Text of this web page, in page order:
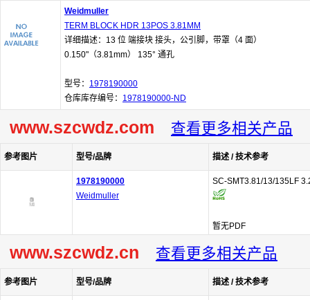
Weidmuller
TERM BLOCK HDR 13POS 3.81MM
详细描述：13 位 端接块 接头，公引脚，带罩（4 面）
0.150"（3.81mm） 135° 通孔
型号： 1978190000
仓库库存编号： 1978190000-ND
www.szcwdz.com 查看更多相关产品
参考图片 型号/品牌 描述 / 技术参考
1978190000
Weidmuller
SC-SMT3.81/13/135LF
暂无PDF
www.szcwdz.cn 查看更多相关产品
参考图片 型号/品牌 描述 / 技术参考